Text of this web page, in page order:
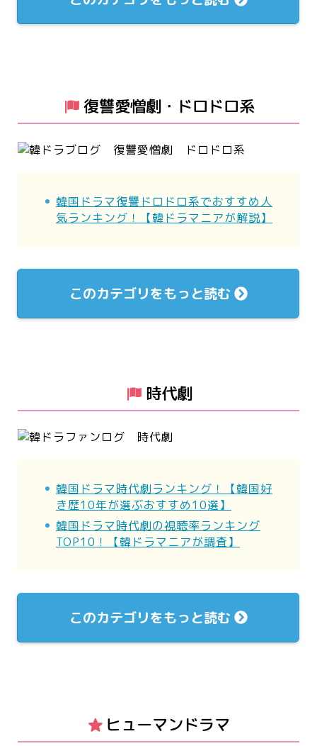
復讐愛憎劇・ドロドロ系
韓国ドラマ復讐ドロドロ系でおすすめ人
気ランキング！【韓ドラマニアが解説】
このカテゴリをもっと読む
時代劇
韓国ドラマ時代劇ランキング！【韓国好
き歴10年が選ぶおすすめ10選】
韓国ドラマ時代劇の視聴率ランキング
TOP10！【韓ドラマニアが調査】
このカテゴリをもっと読む
ヒューマンドラマ